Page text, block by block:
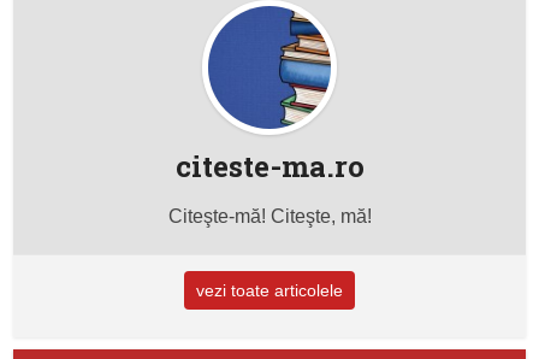
citeste-ma.ro
Citeşte-mă! Citeşte, mă!
vezi toate articolele